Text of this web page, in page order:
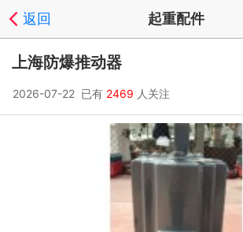
返回 起重配件
上海防爆推动器
2026-07-22 已有 2469 人关注